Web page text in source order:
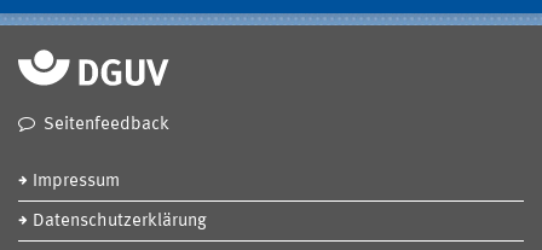
Seitenfeedback
Impressum
Datenschutzerklärung